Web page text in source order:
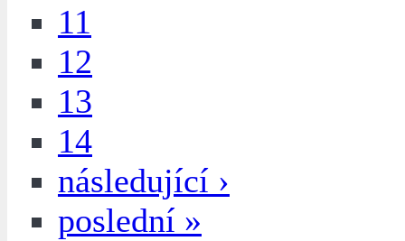
11
12
13
14
následující ›
poslední »